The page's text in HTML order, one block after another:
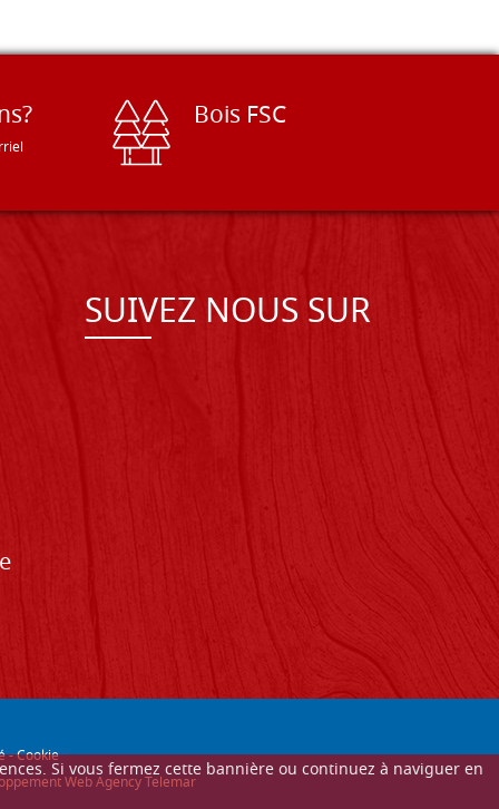
Si vous fermez cette bannière ou continuez à naviguer en
Bois FSC
SUIVEZ NOUS SUR
-Cookie
Web Agency Telemar